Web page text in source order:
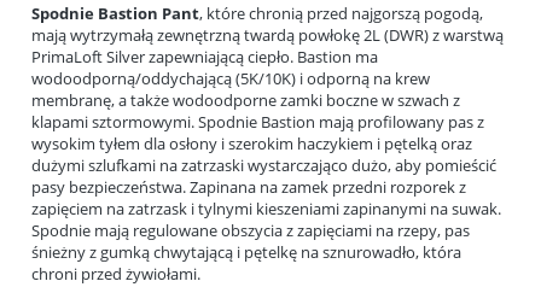
Spodnie Bastion Pant, które chronią przed najgorszą pogodą,
mają wytrzymałą zewnętrzną twardą powłokę 2L (DWR) z warstwą
PrimaLoft Silver zapewniającą ciepło. Bastion ma
wodoodporną/oddychającą (5K/10K) i odporną na krew
membranę, a także wodoodporne zamki boczne w szwach z
klapami sztormowymi. Spodnie Bastion mają profilowany pas z
wysokim tyłem dla osłony i szerokim haczykiem i pętelką oraz
dużymi szlufkami na zatrzaski wystarczająco dużo, aby pomieścić
pasy bezpieczeństwa. Zapinana na zamek przedni rozporek z
zapięciem na zatrzask i tylnymi kieszeniami zapinanymi na suwak.
Spodnie mają regulowane obszycia z zapięciami na rzepy, pas
śnieżny z gumką chwytającą i pętelkę na sznurowadło, która
chroni przed żywiołami.